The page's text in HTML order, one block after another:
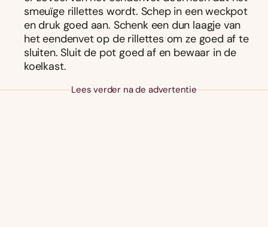
smeuïge rillettes wordt. Schep in een weckpot
en druk goed aan. Schenk een dun laagje van
het eendenvet op de rillettes om ze goed af te
sluiten. Sluit de pot goed af en bewaar in de
koelkast.
Lees verder na de advertentie